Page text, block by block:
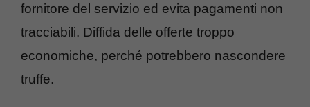
fornitore del servizio ed evita pagamenti non
tracciabili. Diffida delle offerte troppo
economiche, perché potrebbero nascondere
truffe.